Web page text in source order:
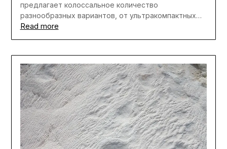
предлагает колоссальное количество
разнообразных вариантов, от ультракомпактных…
Read more